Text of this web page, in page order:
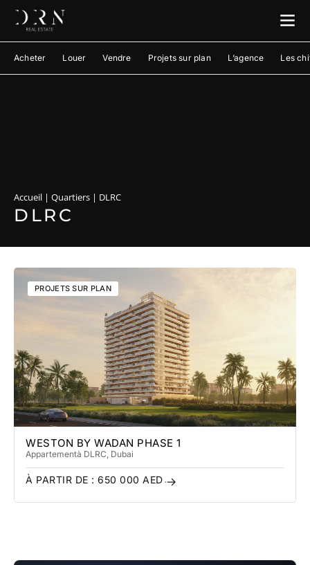
Acheter Louer Vendre Projets sur plan L’agence Les
Accueil | Quartiers | DLRC
DLRC
PROJETS SUR PLAN
WESTON BY WADAN PHASE 1
Appartementà DLRC , Dubai
À PARTIR DE : 650 000 AED